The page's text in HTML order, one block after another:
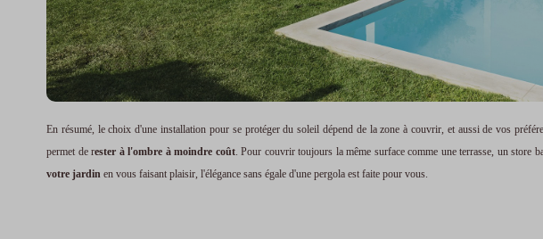
En résumé, le choix d'une installation pour se protéger du soleil dépend de la zone à couvrir, et aussi de vos
permet de rester à l'ombre à moindre coût. Pour couvrir toujours la même surface comme une terrasse, un store
votre jardin en vous faisant plaisir, l'élégance sans égale d'une pergola est faite pour vous.